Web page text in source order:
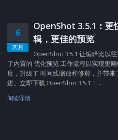
6
四月
OpenShot 3.5.1：更
辑，更佳的预览
OpenShot 3.5.1 让编辑比以
了内置的 优化预览 工作流程以实现更
度，升级了 时间线缩放和修剪，并带
进。立即下载 OpenShot 3.5.1！...
阅读详情